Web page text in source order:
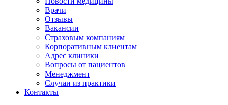
Врачи
Отзывы
Вакансии
Страховым компаниям
Корпоративным клиентам
Адрес клиники
Вопросы от пациентов
Менеджмент
Случаи из практики
Контакты